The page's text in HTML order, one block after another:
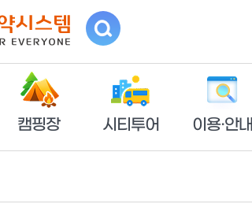
캠핑장 시티투어 이용·안내